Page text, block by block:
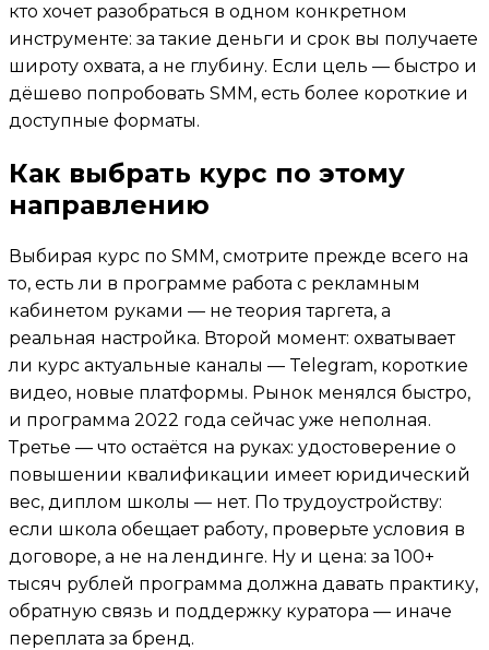
кто хочет разобраться в одном конкретном
инструменте: за такие деньги и срок вы получаете
широту охвата, а не глубину. Если цель — быстро и
дёшево попробовать SMM, есть более короткие и
доступные форматы.
Как выбрать курс по этому
направлению
Выбирая курс по SMM, смотрите прежде всего на
то, есть ли в программе работа с рекламным
кабинетом руками — не теория таргета, а
реальная настройка. Второй момент: охватывает
ли курс актуальные каналы — Telegram, короткие
видео, новые платформы. Рынок менялся быстро,
и программа 2022 года сейчас уже неполная.
Третье — что остаётся на руках: удостоверение о
повышении квалификации имеет юридический
вес, диплом школы — нет. По трудоустройству:
если школа обещает работу, проверьте условия в
договоре, а не на лендинге. Ну и цена: за 100+
тысяч рублей программа должна давать практику,
обратную связь и поддержку куратора — иначе
переплата за бренд.